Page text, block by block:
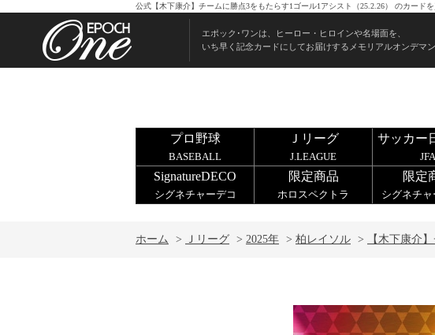
公式【木下康介】チームに勝点3をもたらす1ゴール1アシスト（25.2.26） のカード
エポック･ワンは、ヒーロー・ヒロインや名場面を、
いち早く記念カードにしてお届けするメモリアルオンデマ
プロ野球
BASEBALL
Ｊリーグ
J.LEAGUE
サッカー
JFA
SignatureDECO
シグネチャーデコ
限定商品
ホロスペクトラ
限定
シグネチャ
ホーム > Ｊリーグ > 2025年 > 柏レイソル > 【木下康介